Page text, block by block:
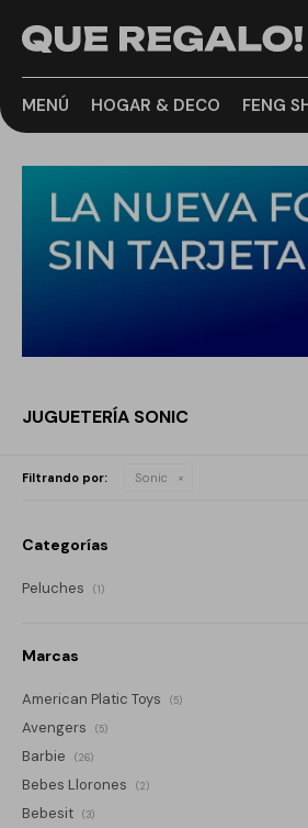
MENÚ HOGAR & DECO FENG
JUGUETERÍA SONIC
Filtrando por: Sonic
Categorías
Peluches (1)
Marcas
American Platic Toys (5)
Avengers (5)
Barbie (26)
Bebes Llorones (2)
Bebesit (3)